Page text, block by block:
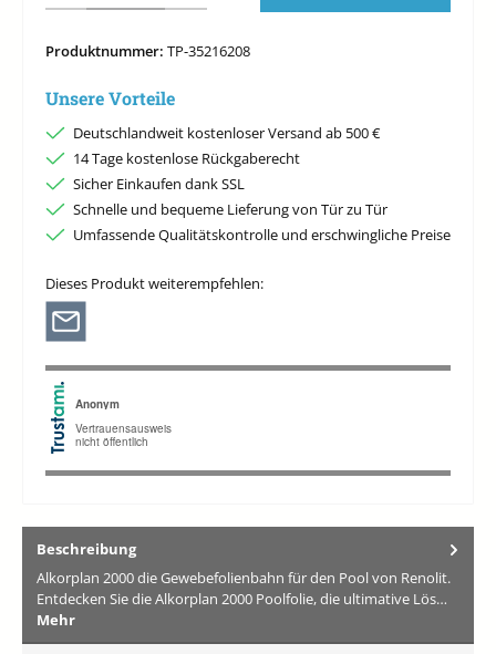
Produktnummer: TP-35216208
Unsere Vorteile
Deutschlandweit kostenloser Versand ab 500 €
14 Tage kostenlose Rückgaberecht
Sicher Einkaufen dank SSL
Schnelle und bequeme Lieferung von Tür zu Tür
Umfassende Qualitätskontrolle und erschwingliche Preise
Dieses Produkt weiterempfehlen:
Beschreibung
Alkorplan 2000 die Gewebefolienbahn für den Pool von Renolit.
Entdecken Sie die Alkorplan 2000 Poolfolie, die ultimative Lös…
Mehr